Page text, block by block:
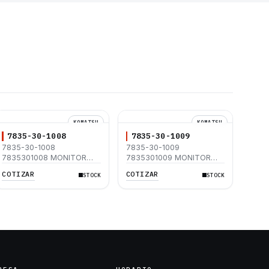
KOMATSU
7835-30-1008
7835-30-1008
7835301008 MONITOR
PC200LC-8 PC220-8
COTIZAR STOCK
KOMATSU
7835-30-1009
7835-30-1009
7835301009 MONITOR
PC200LC-8 PC220-8
COTIZAR STOCK